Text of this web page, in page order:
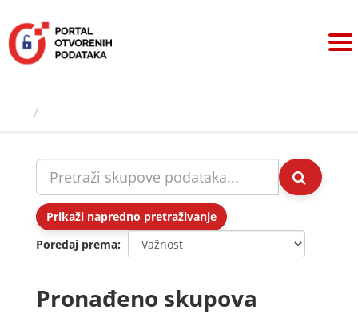
sadržaj
Prikaži napredno pretraživanje
Poredaj prema
Pronađeno skupova